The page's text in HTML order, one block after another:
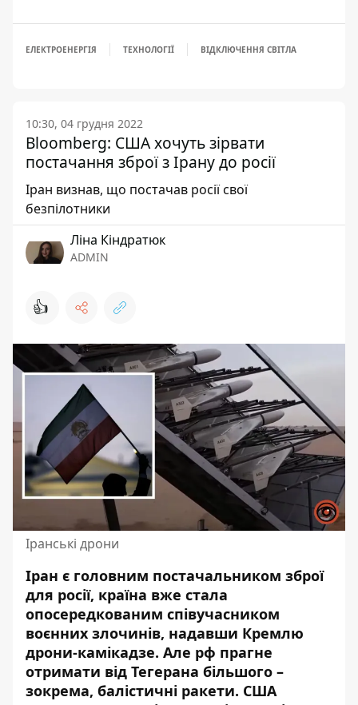
ЕЛЕКТРОЕНЕРГІЯ ТЕХНОЛОГІЇ ВІДКЛЮЧЕННЯ СВІТЛА
10:30, 04 грудня 2022
Bloomberg: США хочуть зірвати
постачання зброї з Ірану до росії
Іран визнав, що постачав росії свої
безпілотники
Ліна Кіндратюк
ADMIN
👍
Іранські дрони
Іран є головним постачальником зброї
для росії, країна вже стала
опосередкованим співучасником
воєнних злочинів, надавши Кремлю
дрони-камікадзе. Але рф прагне
отримати від Тегерана більшого –
зокрема, балістичні ракети. США